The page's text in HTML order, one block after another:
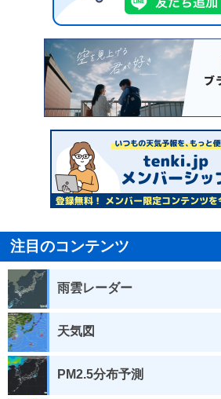
注目のコンテンツ
雨雲レーダー
天気図
PM2.5分布予測